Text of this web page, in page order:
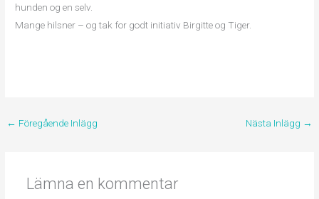
hunden og en selv.
Mange hilsner – og tak for godt initiativ Birgitte og Tiger.
← Föregående Inlägg Nästa Inlägg →
Lämna en kommentar